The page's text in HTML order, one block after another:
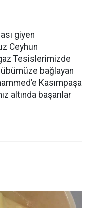
giyen
Ceyhun
Tesislerimizde
bağlayan
Kasımpaşa
altında başarılar